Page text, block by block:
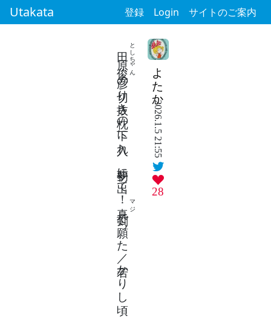
Utakata 登録 Login サイトのご案内
よたか
2026.1.5 21:55
28
田原俊彦としちゃん
の切り抜き枕の下に入れ 初夢に出て！
真剣 マジ
で願った／若かりし頃